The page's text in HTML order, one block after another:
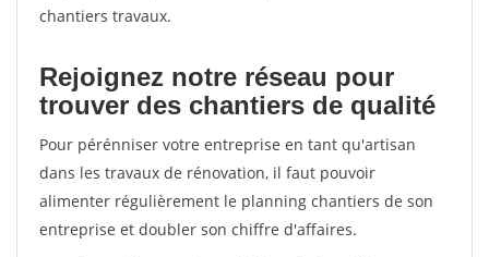
chantiers travaux.
Rejoignez notre réseau pour
trouver des chantiers de qualité
Pour pérénniser votre entreprise en tant qu'artisan
dans les travaux de rénovation, il faut pouvoir
alimenter régulièrement le planning chantiers de son
entreprise et doubler son chiffre d'affaires.